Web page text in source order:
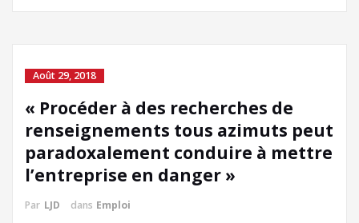
Août 29, 2018
« Procéder à des recherches de
renseignements tous azimuts peut
paradoxalement conduire à mettre
l’entreprise en danger »
Par LJD dans Emploi